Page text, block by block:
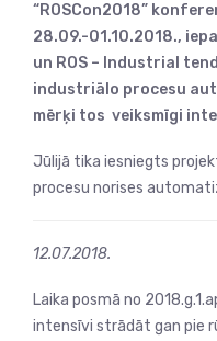
“ROSCon2018”
28.09.-01.10.2018.,
un ROS – Industrial
industriālo procesu
mērķi tos veiksmīgi
Jūlijā tika iesniegts
procesu norises
12.07.2018.
Laika posmā no
intensīvi strādāt gan pie